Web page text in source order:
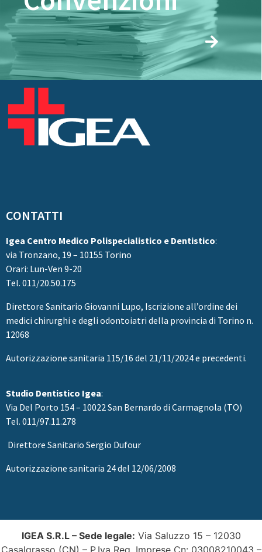
CONTATTI
Igea Centro Medico Polispecialistico e Dentistico:
via Tronzano, 19 – 10155 Torino
Orari: Lun-Ven 9-20
Tel. 011/20.50.175
Direttore Sanitario Giovanni Lupo, Iscrizione all’ordine dei
medici chirurghi e degli odontoiatri della provincia di Torino n.
12068
Autorizzazione sanitaria 115/16 del 21/11/2024 e precedenti.
Studio Dentistico Igea:
Via Del Porto 154 – 10022 San Bernardo di Carmagnola (TO)
Tel. 011/97.11.278
Direttore Sanitario Sergio Dufour
Autorizzazione sanitaria 24 del 12/06/2008
IGEA S.R.L – Sede legale: Via Saluzzo 15 – 12030